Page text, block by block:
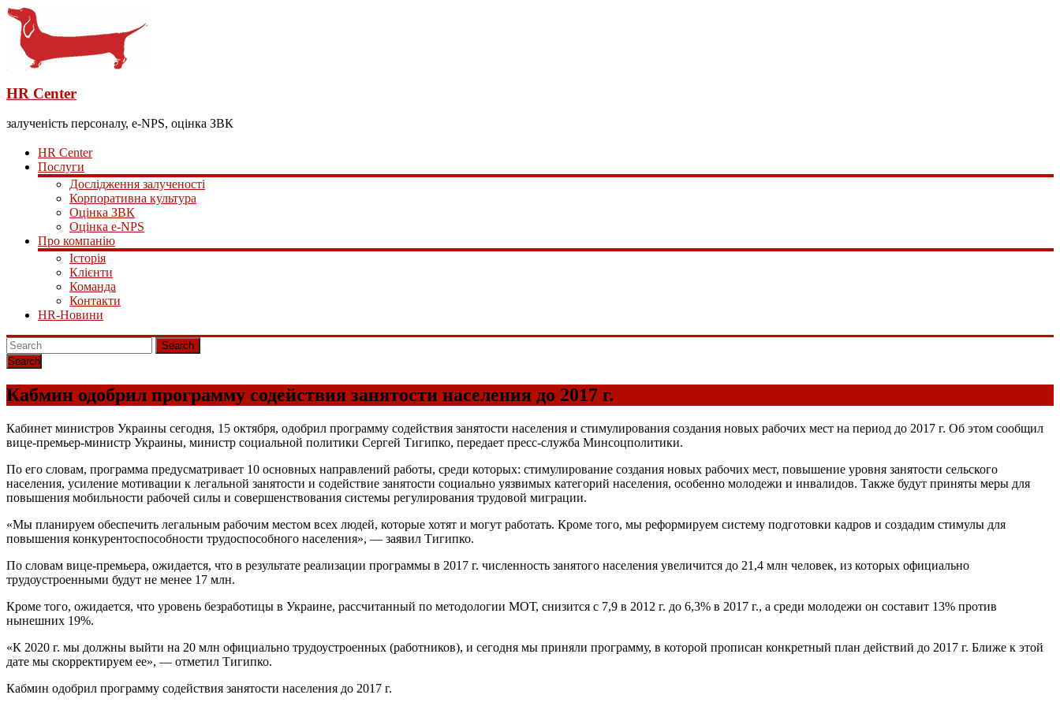
HR Center
залученість персоналу, e-NPS, оцінка ЗВК
HR Center
Послуги
Дослідження залученості
Корпоративна культура
Оцінка ЗВК
Оцінка e-NPS
Про компанію
Історія
Клієнти
Команда
Контакти
HR-Новини
Search
Кабмин одобрил программу содействия занятости населения до 2017 г.
Кабинет министров Украины сегодня, 15 октября, одобрил программу содействия занятости населения и стимулирования создания новых рабочих мест на период до 2017 г. Об этом сообщил
вице-премьер-министр Украины, министр социальной политики Сергей Тигипко, передает пресс-служба Минсоцполитики.
По его словам, программа предусматривает 10 основных направлений работы, среди которых: стимулирование создания новых рабочих мест, повышение уровня занятости сельского
населения, усиление мотивации к легальной занятости и содействие занятости социально уязвимых категорий населения, особенно молодежи и инвалидов. Также будут приняты меры для
повышения мобильности рабочей силы и совершенствования системы регулирования трудовой миграции.
«Мы планируем обеспечить легальным рабочим местом всех людей, которые хотят и могут работать. Кроме того, мы реформируем систему подготовки кадров и создадим стимулы для
повышения конкурентоспособности трудоспособного населения», — заявил Тигипко.
По словам вице-премьера, ожидается, что в результате реализации программы в 2017 г. численность занятого населения увеличится до 21,4 млн человек, из которых официально
трудоустроенными будут не менее 17 млн.
Кроме того, ожидается, что уровень безработицы в Украине, рассчитанный по методологии МОТ, снизится с 7,9 в 2012 г. до 6,3% в 2017 г., а среди молодежи он составит 13% против
нынешних 19%.
«К 2020 г. мы должны выйти на 20 млн официально трудоустроенных (работников), и сегодня мы приняли программу, в которой прописан конкретный план действий до 2017 г. Ближе к этой
дате мы скорректируем ее», — отметил Тигипко.
Кабмин одобрил программу содействия занятости населения до 2017 г.